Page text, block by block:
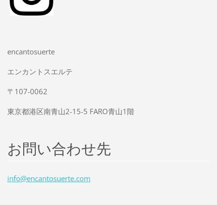
encantosuerte
エンカントスエルテ
〒107-0062
東京都港区南青山2-15-5 FARO青山1階
お問い合わせ先
info@encantosuerte.com